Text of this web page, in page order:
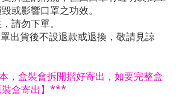
或影響口罩之功效。
請勿下單。
罩出貨後不設退款或退換，敬請見諒
，盒裝會拆開摺好寄出，如要完整盒
裝盒寄出】***